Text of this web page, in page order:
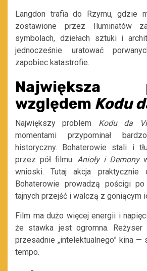
Langdon trafia do Rzymu, gdzie
zostawione przez Iluminatów
symbolach, dziełach sztuki i
jednocześnie uratować
zapobiec katastrofie.
Największa
względem Kodu
Największy problem Kodu da
momentami przypominał
historyczny. Bohaterowie stali i
przez pół filmu.Anioły i Demony
wnioski. Tutaj akcja praktycznie
Bohaterowie prowadzą pościgi
tajnych przejść i walczą z goniącym
Film ma dużo więcej energii i
że stawka jest ogromna.
przesadnie „intelektualnego” kina —
tempo.